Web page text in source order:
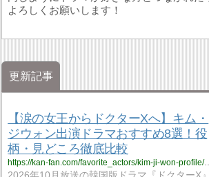
よろしくお願いします！
更新記事
【涙の女王からドクターXへ】キム・
ジウォン出演ドラマおすすめ8選！役
柄・見どころ徹底比較
https://kan-fan.com/